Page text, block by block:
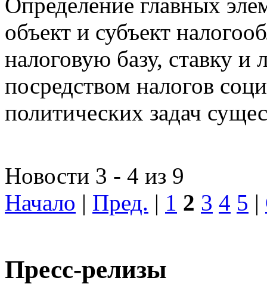
объект и субъект
налоговую базу, ставку и
посредством налогов
политических задач
Новости 3 - 4 из 9
Начало | Пред. | 1 2 3 4 5 |
Пресс-релизы